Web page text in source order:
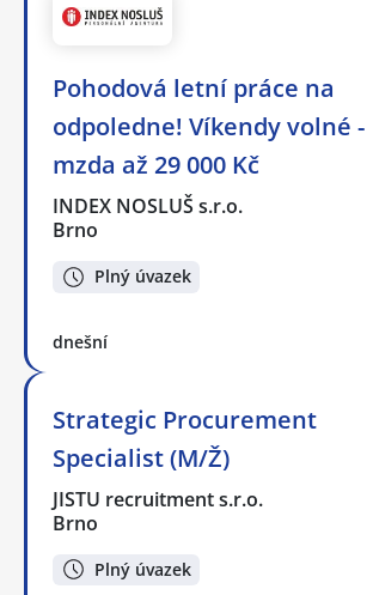
Pohodová letní práce na
odpoledne! Víkendy volné -
mzda až 29 000 Kč
INDEX NOSLUŠ s.r.o.
Brno
Plný úvazek
dnešní
Strategic Procurement
Specialist (M/Ž)
JISTU recruitment s.r.o.
Brno
Plný úvazek